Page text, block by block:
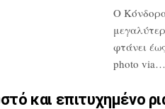
Ο
φτάνει
photo via…
και επιτυχημένο